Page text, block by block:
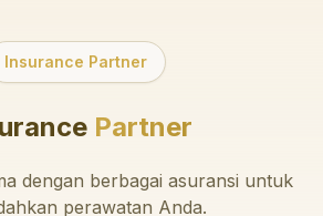
Insurance Partner
Partner
dengan berbagai asuransi untuk
perawatan Anda.